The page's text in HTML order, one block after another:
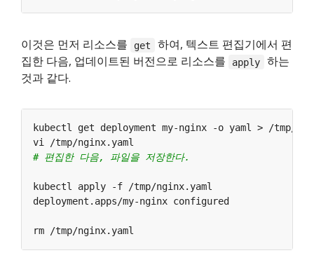
이것은 먼저 리소스를 get
하여, 텍스트 편집기에서 편
집한 다음, 업데이트된 버전으로 리소스를
apply
하는
것과 같다.
# 편집한 다음, 파일을 저장한다.